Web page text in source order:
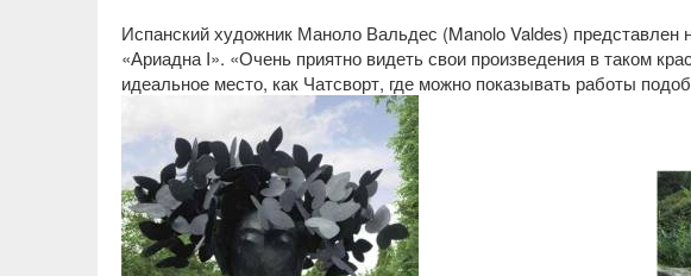
Испанский художник Маноло Вальдес (Manolo Valdes) представлен
«Ариадна I». «Очень приятно видеть свои произведения в таком
идеальное место, как Чатсворт, где можно показывать работы